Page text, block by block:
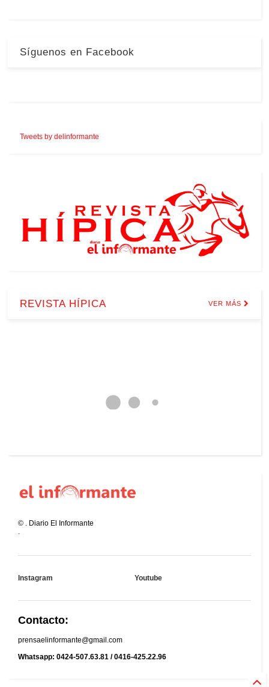
Síguenos en Facebook
Tweets by delinformante
REVISTA HÍPICA VER MÁS
©
Diario El Informante
Instagram Youtube
Contacto:
prensaelinformante@gmail.com
Whatsapp: 0424-507.63.81 / 0416-425.22.96